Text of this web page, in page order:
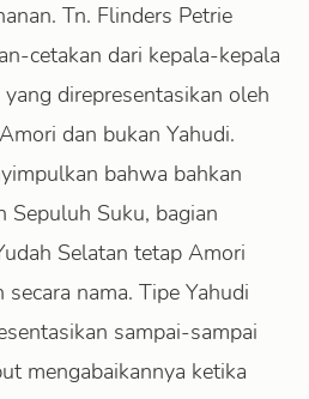
Tn. Flinders Petrie
cetakan dari kepala-kepala
direpresentasikan oleh
dan bukan Yahudi.
bahwa bahkan
Sepuluh Suku, bagian
Selatan tetap Amori
nama. Tipe Yahudi
sampai-sampai
mengabaikannya ketika